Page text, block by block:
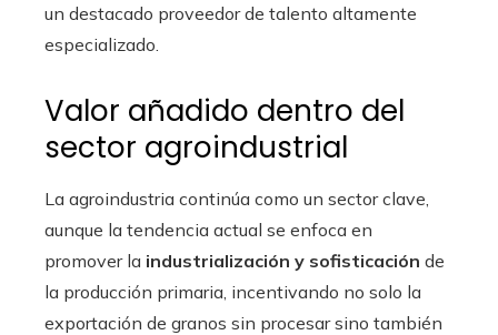
un destacado proveedor de talento altamente
especializado.
Valor añadido dentro del
sector agroindustrial
La agroindustria continúa como un sector clave,
aunque la tendencia actual se enfoca en
promover la industrialización y sofisticación de
la producción primaria, incentivando no solo la
exportación de granos sin procesar sino también